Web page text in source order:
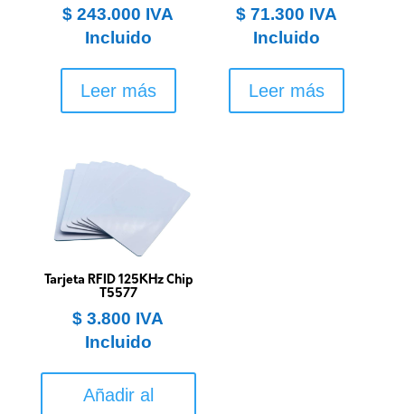
$ 243.000 IVA
Incluido
Leer más
$ 71.300 IVA
Incluido
Leer más
Tarjeta RFID 125KHz Chip
T5577
$ 3.800 IVA
Incluido
Añadir al